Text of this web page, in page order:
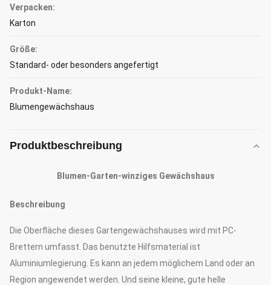
Verpacken:
Karton
Größe:
Standard- oder besonders angefertigt
Produkt-Name:
Blumengewächshaus
Produktbeschreibung
Blumen-Garten-winziges Gewächshaus
Beschreibung
Die Oberfläche dieses Gartengewächshauses wird mit PC-
Brettern umfasst. Das benutzte Hilfsmaterial ist
Aluminiumlegierung. Es kann an jedem möglichem Land oder an
Region angewendet werden. Und seine kleine, gute helle